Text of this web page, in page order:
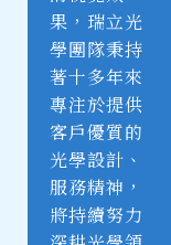
果，瑞立光
學團隊秉持
著十多年來
專注於提供
客戶優質的
光學設計、
服務精神，
將持續努力